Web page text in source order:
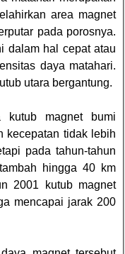
area magnet
pada porosnya.
dalam hal cepat atau
daya matahari.
utara bergantung.
kutub magnet bumi
kecepatan tidak lebih
pada tahun-tahun
hingga 40 km
2001 kutub magnet
mencapai jarak 200